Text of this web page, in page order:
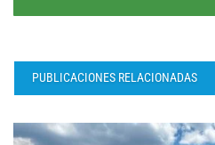
PUBLICACIONES RELACIONADAS